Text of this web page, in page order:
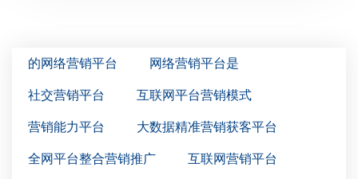
的网络营销平台 网络营销平台是
社交营销平台 互联网平台营销模式
营销能力平台 大数据精准营销获客平台
全网平台整合营销推广 互联网营销平台